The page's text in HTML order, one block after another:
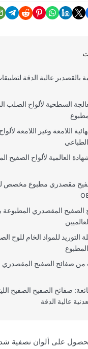
بالقصدير عالية الدقة
السطحية لألواح الصلب
اللامعة وغير اللامعة
العالمية لألواح الصفيح
مقصدري مطبوع مخصص
الصفيح المقصدري المطبوعة
للمواد الخام للوح
صفائح الصفيح المقصدري
صفائح الصفيح الصفيح
عالية الدقة
على ألوان نصفية